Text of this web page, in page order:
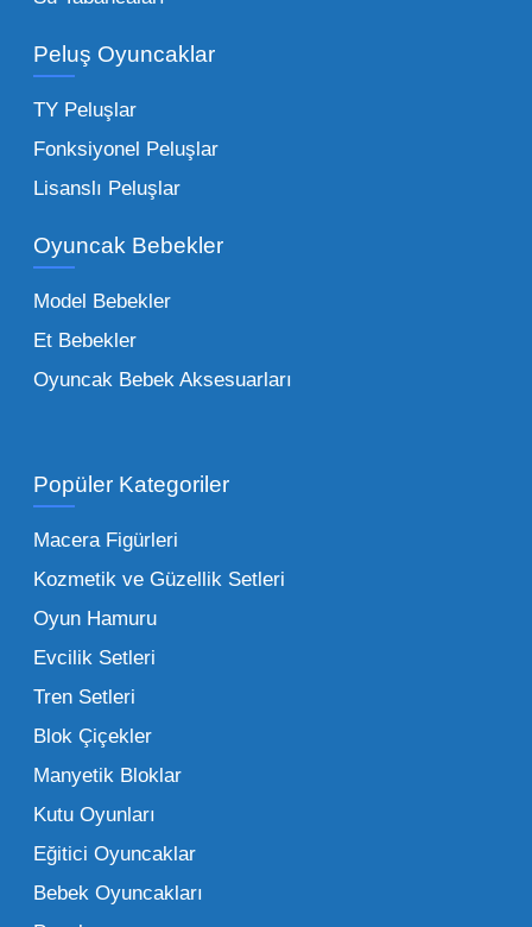
alımlarda çok düşük maliyetlerle yüksek
adetli stok yapmanıza olanak tanır. Özellikle
sürpriz paketler ve figürler, çocukların
harçlıklarıyla kolayca alabildiği ürünlerdir.
Çocuk Oyuncakları Toptan Seçenekleri:
Bebeklik döneminden ergenliğe kadar geniş
toptan tedariği yaparken, piyasadaki en son
figürlerden geleneksel oyun setlerine kadar
her şeyi portföyümüzde bulabilirsiniz.
İşletmeler için toptan oyuncak satış ve alımı
şüphesiz ki birim maliyetin düşmesidir.
Oyuncak toptan kanalına geçildiğinde,
perakende satış fiyatı ile alış fiyatı arasındaki
makas açılır ve bu da ciddi kâr marjları elde
edilmesini sağlar. Toplu alımlarda uygulanan
dönemlerinde işletmenizin finansal olarak
rahatlamasına yardımcı olur.
Müşterileriniz bir ürünü sorduğunda "yok"
demek, marka sadakatini zedeler. Profesyonel
Peluş Oyuncaklar
TY Peluşlar
Fonksiyonel Peluşlar
Lisanslı Peluşlar
Oyuncak Bebekler
Model Bebekler
Et Bebekler
Oyuncak Bebek Aksesuarları
Popüler Kategoriler
Macera Figürleri
Kozmetik ve Güzellik Setleri
Oyun Hamuru
Evcilik Setleri
Tren Setleri
Blok Çiçekler
Manyetik Bloklar
Kutu Oyunları
Eğitici Oyuncaklar
Bebek Oyuncakları